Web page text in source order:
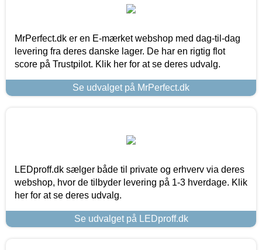
MrPerfect.dk er en E-mærket webshop med dag-til-dag
levering fra deres danske lager. De har en rigtig flot
score på Trustpilot. Klik her for at se deres udvalg.
Se udvalget på MrPerfect.dk
LEDproff.dk sælger både til private og erhverv via deres
webshop, hvor de tilbyder levering på 1-3 hverdage. Klik
her for at se deres udvalg.
Se udvalget på LEDproff.dk